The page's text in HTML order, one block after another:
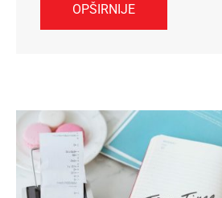
OPŠIRNIJE